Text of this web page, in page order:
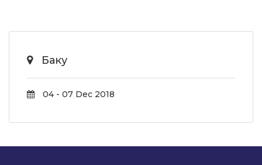
Баку
04 - 07 Dec 2018